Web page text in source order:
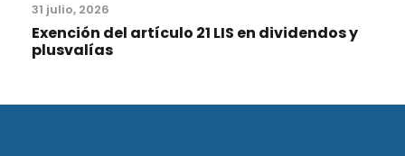
31 julio, 2026
Exención del artículo 21 LIS en dividendos y
plusvalías